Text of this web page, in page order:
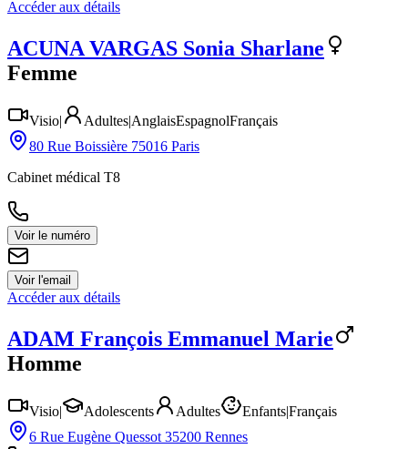
Accéder aux détails
ACUNA VARGAS Sonia Sharlane
Femme
Visio| Adultes|AnglaisEspagnolFrançais
80 Rue Boissière 75016 Paris
Cabinet médical T8
Voir le numéro
Voir l'email
Accéder aux détails
ADAM François Emmanuel Marie
Homme
Visio| Adolescents Adultes Enfants|Français
6 Rue Eugène Quessot 35200 Rennes